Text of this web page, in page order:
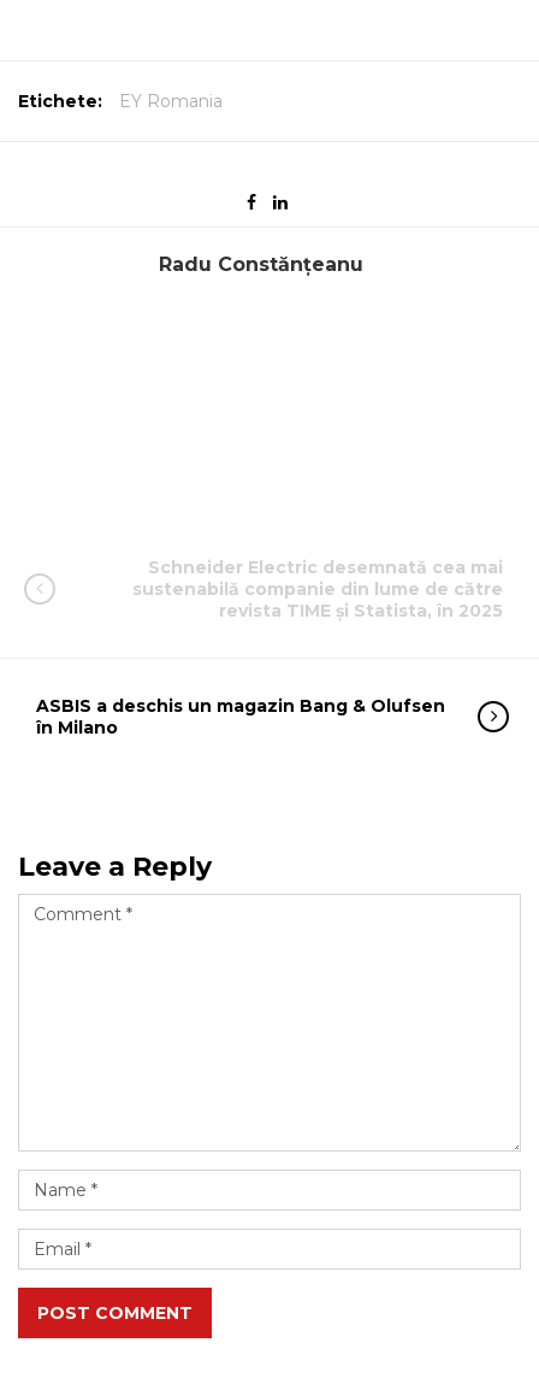
Etichete: EY Romania
Radu Constănțeanu
Schneider Electric desemnată cea mai
sustenabilă companie din lume de către
revista TIME și Statista, în 2025
ASBIS a deschis un magazin Bang & Olufsen
în Milano
Leave a Reply
POST COMMENT